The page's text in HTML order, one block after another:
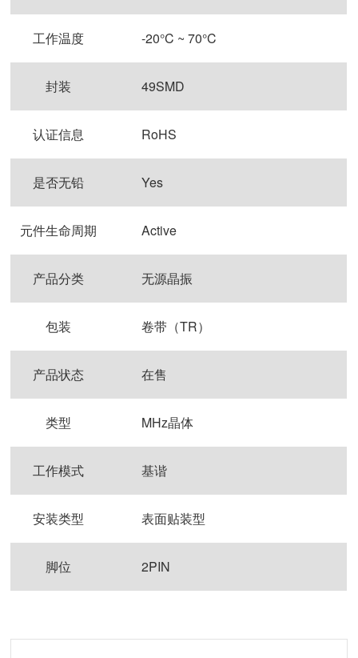
工作温度 -20°C ~ 70°C
封装 49SMD
认证信息 RoHS
是否无铅 Yes
元件生命周期 Active
产品分类 无源晶振
包装 卷带（TR）
产品状态 在售
类型 MHz晶体
工作模式 基谐
安装类型 表面贴装型
脚位 2PIN